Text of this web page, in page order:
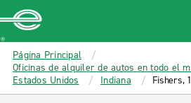
MAIN
CONTENT
Enterprise
Página Principal
Oficinas de alquiler de autos en todo el
Estados Unidos
Indiana Fishers,